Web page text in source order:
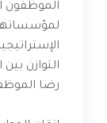
الموظفون
لمؤسساتهم.
التوازن
رضا